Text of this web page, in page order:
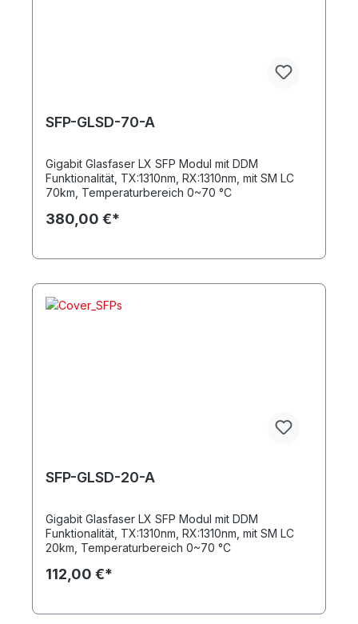
SFP-GLSD-70-A
Gigabit Glasfaser LX SFP Modul mit DDM
Funktionalität, TX:1310nm, RX:1310nm, mit SM LC
70km, Temperaturbereich 0~70 °C
380,00 €*
SFP-GLSD-20-A
Gigabit Glasfaser LX SFP Modul mit DDM
Funktionalität, TX:1310nm, RX:1310nm, mit SM LC
20km, Temperaturbereich 0~70 °C
112,00 €*